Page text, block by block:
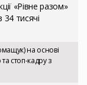
«Рівне разом»
тисячі
на основі
стоп-кадру з